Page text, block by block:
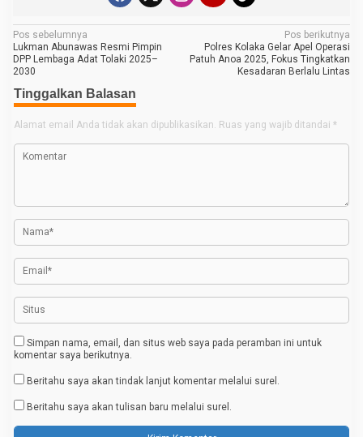
N
a
v
i
g
a
p
o
s
Pos sebelumnya
Lukman Abunawas Resmi Pimpin
DPP Lembaga Adat Tolaki 2025–
2030
Pos berikutnya
Polres Kolaka Gelar Apel Operasi
Patuh Anoa 2025, Fokus Tingkatkan
Kesadaran Berlalu Lintas
Tinggalkan Balasan
Alamat email Anda tidak akan dipublikasikan. Ruas yang wajib ditandai *
Simpan nama, email, dan situs web saya pada peramban ini untuk
komentar saya berikutnya.
Beritahu saya akan tindak lanjut komentar melalui surel.
Beritahu saya akan tulisan baru melalui surel.